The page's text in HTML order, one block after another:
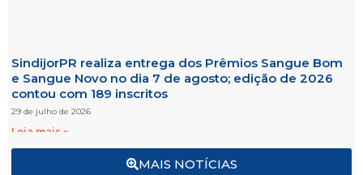
MAIS NOTÍCIAS
SindijorPR realiza entrega dos Prêmios Sangue Bom
e Sangue Novo no dia 7 de agosto; edição de 2026
contou com 189 inscritos
29 de julho de 2026
Leia mais »